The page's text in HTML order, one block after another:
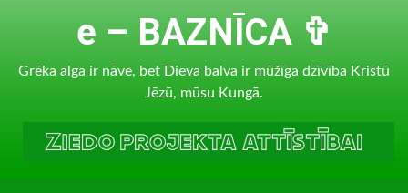
e – BAZNĪCA ✞
Grēka alga ir nāve, bet Dieva balva ir mūžīga dzīvība Kristū
Jēzū, mūsu Kungā.